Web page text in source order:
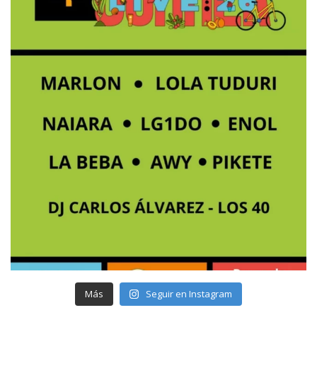
Más Seguir en Instagram